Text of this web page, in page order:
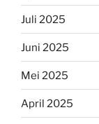
Juli 2025
Juni 2025
Mei 2025
April 2025